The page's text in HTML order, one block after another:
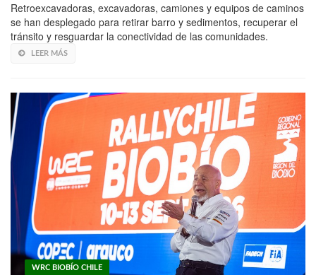
Retroexcavadoras, excavadoras, camiones y equipos de caminos
se han desplegado para retirar barro y sedimentos, recuperar el
tránsito y resguardar la conectividad de las comunidades.
LEER MÁS
WRC BIOBÍO CHILE